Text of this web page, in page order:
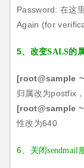
Password: 在这
Again (for
5、 改变SALS的
[root@sample
归属改为postfix ，
[root@sample
性改为640
6、 关闭sendmail